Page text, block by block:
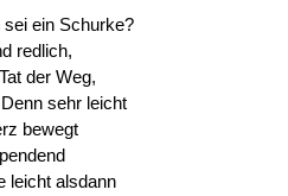
ein Schurke?
redlich,
der Weg,
sehr leicht
bewegt
leicht alsdann